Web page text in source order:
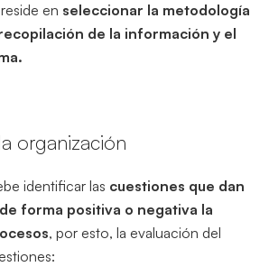
en seleccionar la metodología
de la información y el
organización
identificar las cuestiones que dan
forma positiva o negativa la
, por esto, la evaluación del